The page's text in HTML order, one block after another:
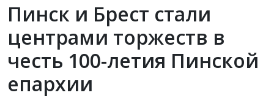
Пинск и Брест стали
центрами торжеств в
честь 100-летия Пинской
епархии